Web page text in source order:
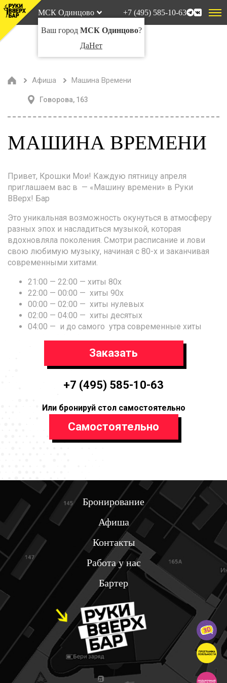
МСК Одинцово
Ваш город МСК Одинцово?
ДаНет
+7 (495) 585-10-63
Афиша Машина Времени
Говорова, 163
МАШИНА ВРЕМЕНИ
Привет, Крошки Мои! Каждую пятницу апреля
приглашаем вас в — «Машину времени» в Руки
ВВерх! Бар
Это уникальная возможность окунуться в атмосферу
разных эпох и насладиться музыкой, которая
вдохновляла поколения. Смотри расписание и лови
свою любимую музыку, начиная с 80-х и заканчивая
современными хитами.
21:00 — 22:00 — хиты 80х
22:00 — 00:00 — хиты 90х
00:00 — 02:00 — хиты нулевых
02:00 — 04:00 — хиты десятых
04:00 — и до самого утра современные хиты
Заказать
+7 (495) 585-10-63
Или бронируй стол самостоятельно
Самостоятельно
Бронирование
Афиша
Контакты
Работа у нас
Бартер